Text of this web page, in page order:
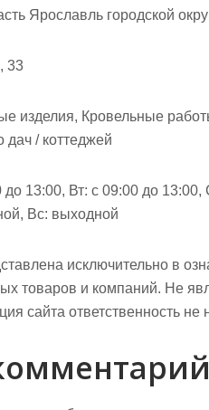
Ярославль городской
33
изделия, Кровельные
дач / коттеджей
13:00, Вт: с 09:00 до
Вс: выходной
исключительно в
товаров и компаний. Не
сайта ответственность не